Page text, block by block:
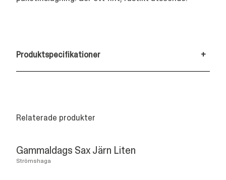
Produktspecifikationer +
Relaterade produkter
Gammaldags Sax Järn Liten
Strömshaga